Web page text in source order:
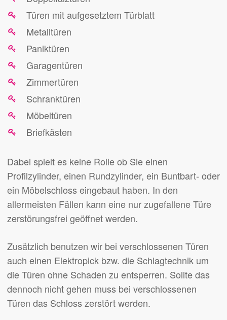
Türen mit aufgesetztem Türblatt
Metalltüren
Paniktüren
Garagentüren
Zimmertüren
Schranktüren
Möbeltüren
Briefkästen
Dabei spielt es keine Rolle ob Sie einen
Profilzylinder, einen Rundzylinder, ein Buntbart- oder
ein Möbelschloss eingebaut haben. In den
allermeisten Fällen kann eine nur zugefallene Türe
zerstörungsfrei geöffnet werden.
Zusätzlich benutzen wir bei verschlossenen Türen
auch einen Elektropick bzw. die Schlagtechnik um
die Türen ohne Schaden zu entsperren. Sollte das
dennoch nicht gehen muss bei verschlossenen
Türen das Schloss zerstört werden.